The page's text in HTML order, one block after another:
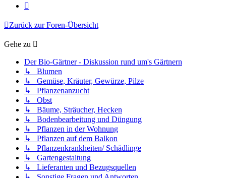
Zurück zur Foren-Übersicht
Gehe zu
Der Bio-Gärtner - Diskussion rund um's Gärtnern
↳ Blumen
↳ Gemüse, Kräuter, Gewürze, Pilze
↳ Pflanzenanzucht
↳ Obst
↳ Bäume, Sträucher, Hecken
↳ Bodenbearbeitung und Düngung
↳ Pflanzen in der Wohnung
↳ Pflanzen auf dem Balkon
↳ Pflanzenkrankheiten/ Schädlinge
↳ Gartengestaltung
↳ Lieferanten und Bezugsquellen